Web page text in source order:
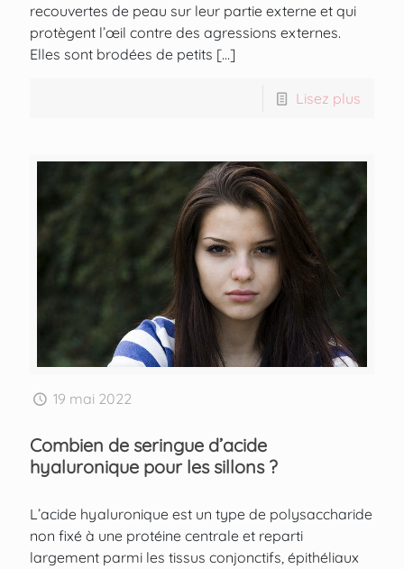
recouvertes de peau sur leur partie externe et qui
protègent l’œil contre des agressions externes.
Elles sont brodées de petits […]
Lisez plus
19 mai 2022
Combien de seringue d’acide
hyaluronique pour les sillons ?
L’acide hyaluronique est un type de polysaccharide
non fixé à une protéine centrale et reparti
largement parmi les tissus conjonctifs, épithéliaux